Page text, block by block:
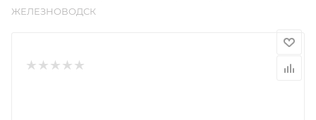
ЖЕЛЕЗНОВОДСК